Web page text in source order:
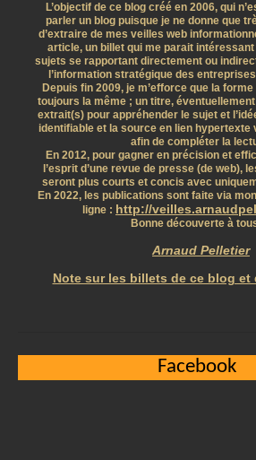
L’objectif de ce blog créé en 2006, qui
parler un blog puisque je ne donne que
d’extraire de mes veilles web
article, un billet qui me parait
sujets se rapportant directement ou
l’information stratégique des
Depuis fin 2009, je m’efforce que la
toujours la même ; un titre,
extrait(s) pour appréhender le sujet et
identifiable et la source en lien hypertexte
afin de compléter la
En 2012, pour gagner en précision et
l’esprit d’une revue de presse (de web),
seront plus courts et concis avec
En 2022, les publications sont faite via
ligne : http://
Bonne découverte à
Arnaud Pelletier
Note sur les billets de ce blog et
Facebook